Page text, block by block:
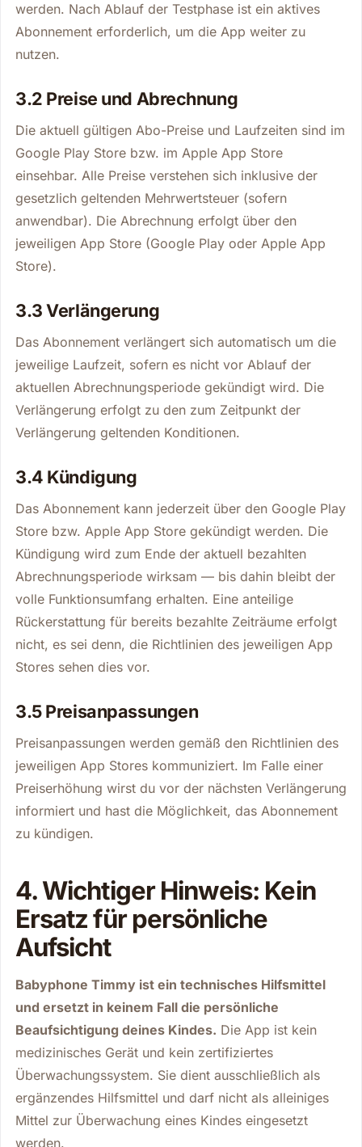
werden. Nach Ablauf der Testphase ist ein aktives
Abonnement erforderlich, um die App weiter zu
nutzen.
3.2 Preise und Abrechnung
Die aktuell gültigen Abo-Preise und Laufzeiten sind im
Google Play Store bzw. im Apple App Store
einsehbar. Alle Preise verstehen sich inklusive der
gesetzlich geltenden Mehrwertsteuer (sofern
anwendbar). Die Abrechnung erfolgt über den
jeweiligen App Store (Google Play oder Apple App
Store).
3.3 Verlängerung
Das Abonnement verlängert sich automatisch um die
jeweilige Laufzeit, sofern es nicht vor Ablauf der
aktuellen Abrechnungsperiode gekündigt wird. Die
Verlängerung erfolgt zu den zum Zeitpunkt der
Verlängerung geltenden Konditionen.
3.4 Kündigung
Das Abonnement kann jederzeit über den Google Play
Store bzw. Apple App Store gekündigt werden. Die
Kündigung wird zum Ende der aktuell bezahlten
Abrechnungsperiode wirksam — bis dahin bleibt der
volle Funktionsumfang erhalten. Eine anteilige
Rückerstattung für bereits bezahlte Zeiträume erfolgt
nicht, es sei denn, die Richtlinien des jeweiligen App
Stores sehen dies vor.
3.5 Preisanpassungen
Preisanpassungen werden gemäß den Richtlinien des
jeweiligen App Stores kommuniziert. Im Falle einer
Preiserhöhung wirst du vor der nächsten Verlängerung
informiert und hast die Möglichkeit, das Abonnement
zu kündigen.
4. Wichtiger Hinweis: Kein
Ersatz für persönliche
Aufsicht
Babyphone Timmy ist ein technisches Hilfsmittel
und ersetzt in keinem Fall die persönliche
Beaufsichtigung deines Kindes. Die App ist kein
medizinisches Gerät und kein zertifiziertes
Überwachungssystem. Sie dient ausschließlich als
ergänzendes Hilfsmittel und darf nicht als alleiniges
Mittel zur Überwachung eines Kindes eingesetzt
werden.